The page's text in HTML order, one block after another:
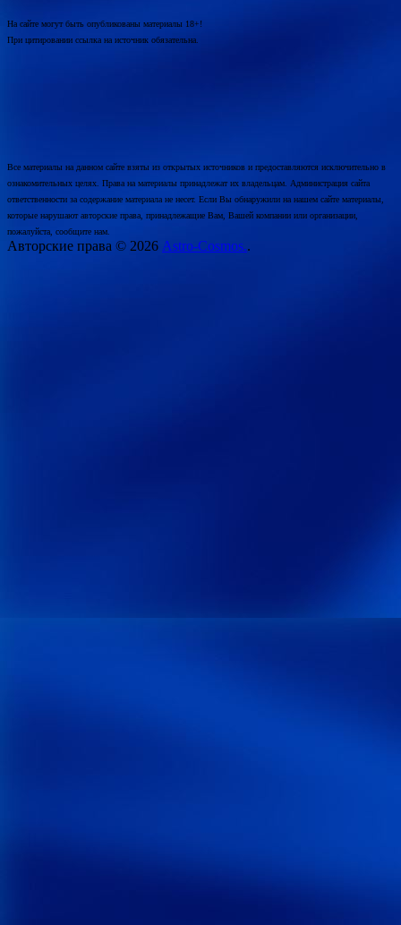
На сайте могут быть опубликованы материалы 18+!
При цитировании ссылка на источник обязательна.
Все материалы на данном сайте взяты из открытых источников и предоставляются исключительно в
ознакомительных целях. Права на материалы принадлежат их владельцам. Администрация сайта
ответственности за содержание материала не несет. Если Вы обнаружили на нашем сайте материалы,
которые нарушают авторские права, принадлежащие Вам, Вашей компании или организации,
пожалуйста, сообщите нам.
Авторские права © 2026 Astro-Cosmos..